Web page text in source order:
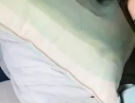
VIDEO